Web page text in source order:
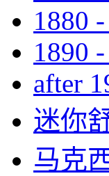
1880
1890
after
迷你
马克